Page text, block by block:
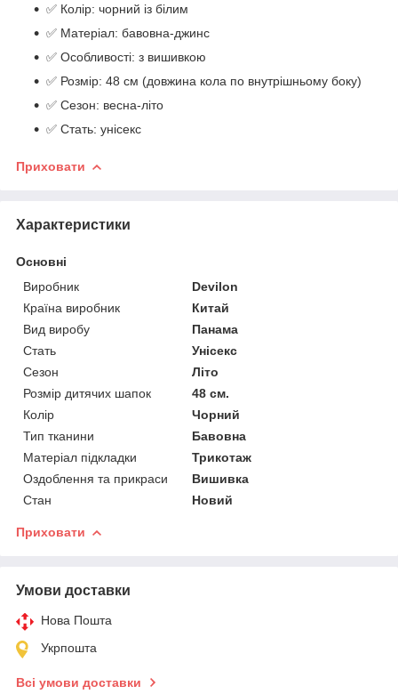
✅ Колір: чорний із білим
✅ Матеріал: бавовна-джинс
✅ Особливості: з вишивкою
✅ Розмір: 48 см (довжина кола по внутрішньому боку)
✅ Сезон: весна-літо
✅ Стать: унісекс
Приховати
Характеристики
Основні
Виробник
Devilon
Країна виробник
Китай
Вид виробу
Панама
Стать
Унісекс
Сезон
Літо
Розмір дитячих шапок
48 см.
Колір
Чорний
Тип тканини
Бавовна
Матеріал підкладки
Трикотаж
Оздоблення та прикраси
Вишивка
Стан
Новий
Приховати
Умови доставки
Нова Пошта
Укрпошта
Всі умови доставки